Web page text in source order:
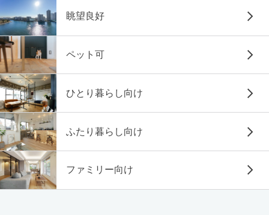
眺望良好
ペット可
ひとり暮らし向け
ふたり暮らし向け
ファミリー向け